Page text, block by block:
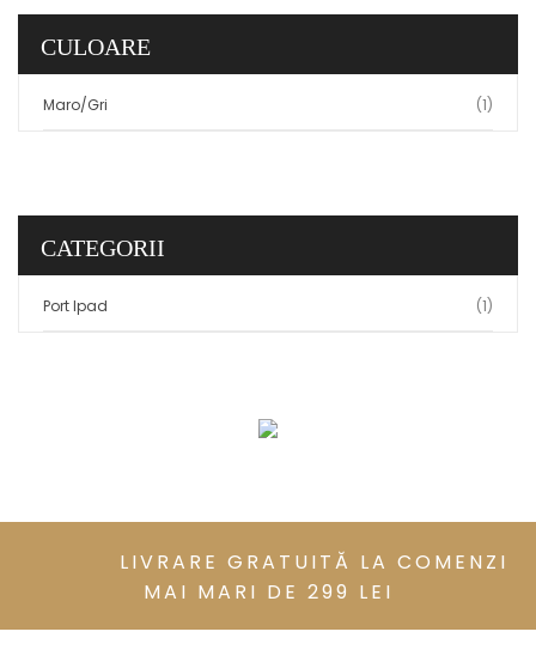
CULOARE
Maro/Gri (1)
CATEGORII
Port Ipad (1)
LIVRARE GRATUITĂ LA COMENZI
MAI MARI DE 299 LEI